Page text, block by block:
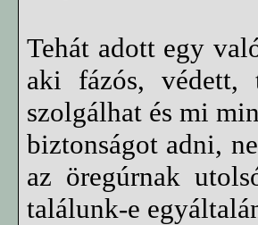
Tehát adott egy
aki fázós, védett,
szolgálhat és mi
biztonságot adni,
az öregúrnak
találunk-e